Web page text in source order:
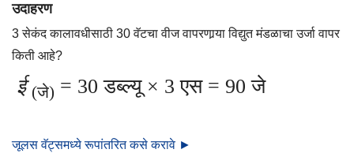
उदाहरण
3 सेकंद कालावधीसाठी 30 वॅटचा वीज वापरणार्‍या विद्युत मंडळाचा उर्जा वापर
किती आहे?
ई(जे) = 30 डब्ल्यू × 3 एस = 90 जे
जूलस वॅट्समध्ये रूपांतरित कसे करावे ►